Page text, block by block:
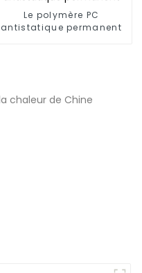
Le polymère PC
antistatique permanent